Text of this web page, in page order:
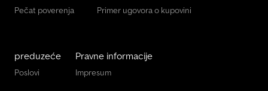
Pečat poverenja Primer ugovora o kupovini
preduzeće
Poslovi
Pravne informacije
Impresum